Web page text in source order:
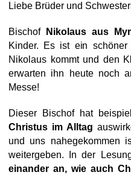
Liebe Brüder und
Bischof Nikolaus aus
Kinder. Es ist ein
Nikolaus kommt und den
erwarten ihn heute noch
Messe!
Dieser Bischof hat
Christus im Alltag
und uns nahegekommen
weitergeben. In der
einander an, wie auch